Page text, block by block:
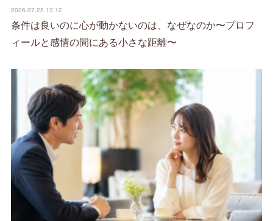
2026.07.25 13:12
条件は良いのに心が動かないのは、なぜなのか〜プロフ
ィールと感情の間にある小さな距離〜